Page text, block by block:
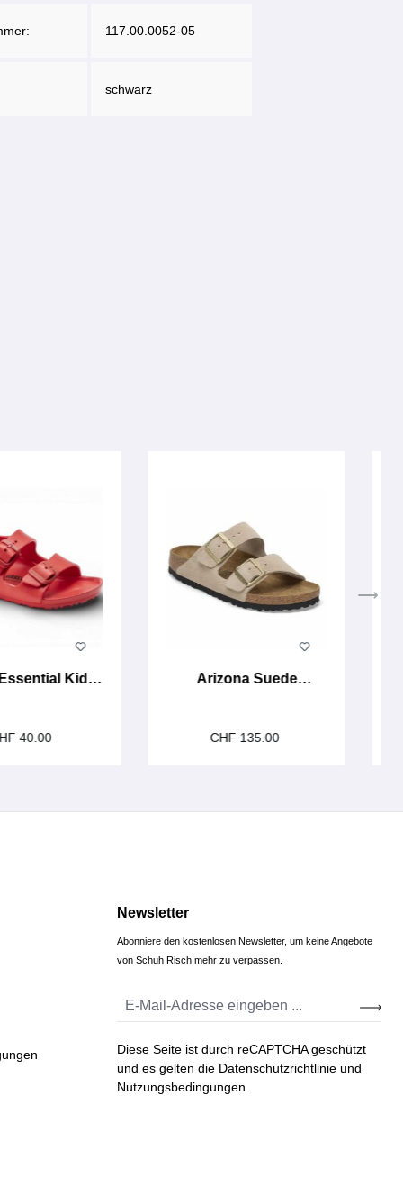
117.00.0052-05
schwarz
Kids
40.00
Arizona Suede
CHF 135.00
Newsletter
Abonniere den kostenlosen Newsletter, um keine Angebote
von Schuh Risch mehr zu verpassen.
Diese Seite ist durch reCAPTCHA geschützt
und es gelten die Datenschutzrichtlinie und
Nutzungsbedingungen